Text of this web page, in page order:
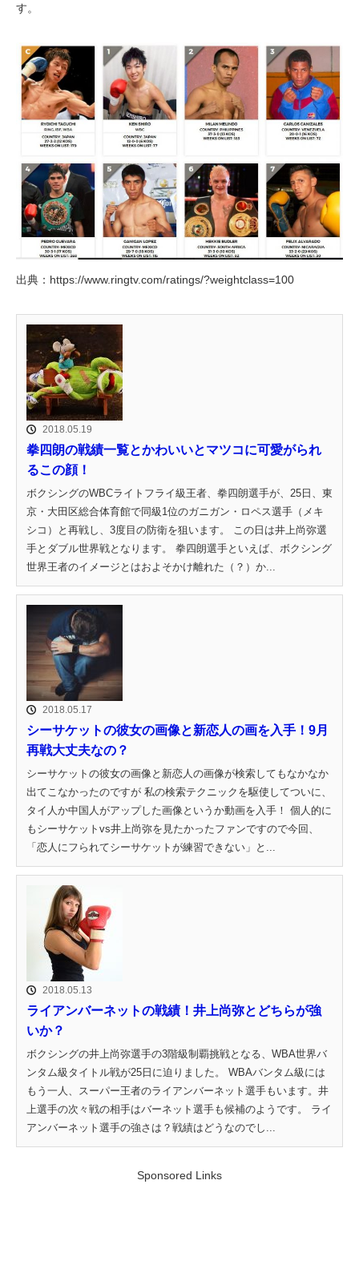
す。
出典：https://www.ringtv.com/ratings/?weightclass=100
2018.05.19
拳四朗の戦績一覧とかわいいとマツコに可愛がられ
るこの顔！
ボクシングのWBCライトフライ級王者、拳四朗選手が、25日、東
京・大田区総合体育館で同級1位のガニガン・ロペス選手（メキ
シコ）と再戦し、3度目の防衛を狙います。 この日は井上尚弥選
手とダブル世界戦となります。 拳四朗選手といえば、ボクシング
世界王者のイメージとはおよそかけ離れた（？）か...
2018.05.17
シーサケットの彼女の画像と新恋人の画を入手！9月
再戦大丈夫なの？
シーサケットの彼女の画像と新恋人の画像が検索してもなかなか
出てこなかったのですが 私の検索テクニックを駆使してついに、
タイ人か中国人がアップした画像というか動画を入手！ 個人的に
もシーサケットvs井上尚弥を見たかったファンですので今回、
「恋人にフられてシーサケットが練習できない」と...
2018.05.13
ライアンバーネットの戦績！井上尚弥とどちらが強
いか？
ボクシングの井上尚弥選手の3階級制覇挑戦となる、WBA世界バ
ンタム級タイトル戦が25日に迫りました。 WBAバンタム級には
もう一人、スーパー王者のライアンバーネット選手もいます。井
上選手の次々戦の相手はバーネット選手も候補のようです。 ライ
アンバーネット選手の強さは？戦績はどうなのでし...
Sponsored Links